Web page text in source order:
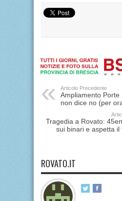
Articolo Precedente
Ampliamento
non dice no (per
Tragedia a Rovato:
sui binari e aspetta il
ROVATO.IT